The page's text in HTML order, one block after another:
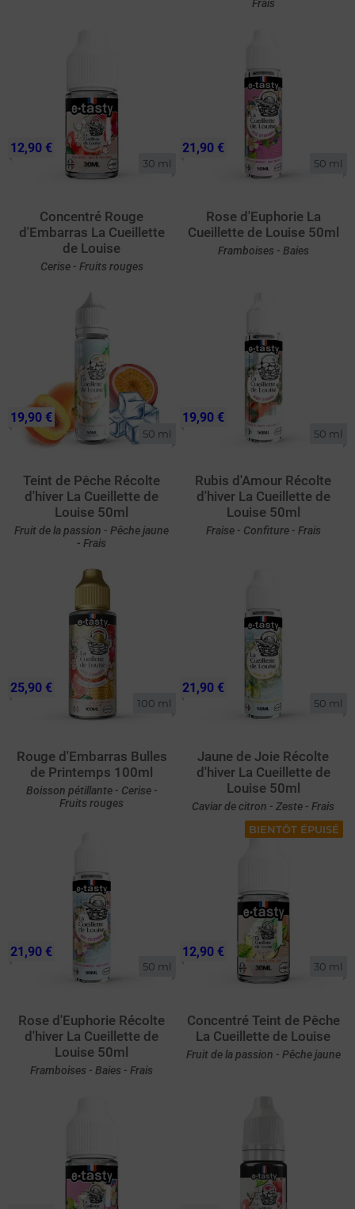
Frais
30 ml
Concentré Rouge
d'Embarras La Cueillette
de Louise
Cerise - Fruits rouges
12,90 €
50 ml
Rose d'Euphorie La
Cueillette de Louise 50ml
Framboises - Baies
21,90 €
50 ml
Teint de Pêche Récolte
d'hiver La Cueillette de
Louise 50ml
Fruit de la passion - Pêche jaune
- Frais
19,90 €
50 ml
Rubis d'Amour Récolte
d'hiver La Cueillette de
Louise 50ml
Fraise - Confiture - Frais
19,90 €
100 ml
Rouge d'Embarras Bulles
de Printemps 100ml
Boisson pétillante - Cerise -
Fruits rouges
25,90 €
50 ml
Jaune de Joie Récolte
d'hiver La Cueillette de
Louise 50ml
Caviar de citron - Zeste - Frais
21,90 €
50 ml
Rose d'Euphorie Récolte
d'hiver La Cueillette de
Louise 50ml
Framboises - Baies - Frais
21,90 €
BIENTÔT ÉPUISÉ
30 ml
Concentré Teint de Pêche
La Cueillette de Louise
Fruit de la passion - Pêche jaune
12,90 €